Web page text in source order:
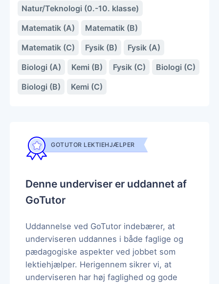
Natur/Teknologi (0.-10. klasse)
Matematik (A)
Matematik (B)
Matematik (C)
Fysik (B)
Fysik (A)
Biologi (A)
Kemi (B) Fysik (C)
Biologi (C)
Biologi (B)
Kemi (C)
GOTUTOR LEKTIEHJÆLPER
Denne underviser er uddannet af
GoTutor
Uddannelse ved GoTutor indebærer, at
underviseren uddannes i både faglige og
pædagogiske aspekter ved jobbet som
lektiehjælper. Herigennem sikrer vi, at
underviseren har høj faglighed og gode